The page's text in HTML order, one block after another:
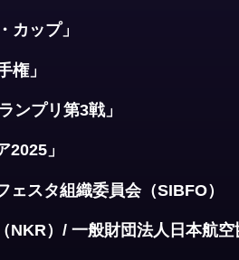
ップ」
」
リ第3戦」
」
スタ組織委員会（SIBFO）
NKR）/ 一般財団法人日本航